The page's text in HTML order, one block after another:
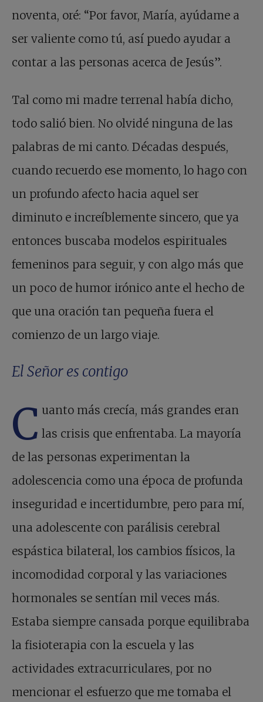
noventa, oré: “Por favor, María, ayúdame a
ser valiente como tú, así puedo ayudar a
contar a las personas acerca de Jesús”.
Tal como mi madre terrenal había dicho,
todo salió bien. No olvidé ninguna de las
palabras de mi canto. Décadas después,
cuando recuerdo ese momento, lo hago con
un profundo afecto hacia aquel ser
diminuto e increíblemente sincero, que ya
entonces buscaba modelos espirituales
femeninos para seguir, y con algo más que
un poco de humor irónico ante el hecho de
que una oración tan pequeña fuera el
comienzo de un largo viaje.
El Señor es contigo
C uanto más crecía, más grandes eran
las crisis que enfrentaba. La mayoría
de las personas experimentan la
adolescencia como una época de profunda
inseguridad e incertidumbre, pero para mí,
una adolescente con parálisis cerebral
espástica bilateral, los cambios físicos, la
incomodidad corporal y las variaciones
hormonales se sentían mil veces más.
Estaba siempre cansada porque equilibraba
la fisioterapia con la escuela y las
actividades extracurriculares, por no
mencionar el esfuerzo que me tomaba el